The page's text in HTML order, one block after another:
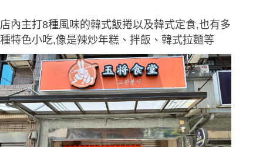
店內主打8種風味的韓式飯捲以及韓式定食,也有多
種特色小吃,像是辣炒年糕、拌飯、韓式拉麵等